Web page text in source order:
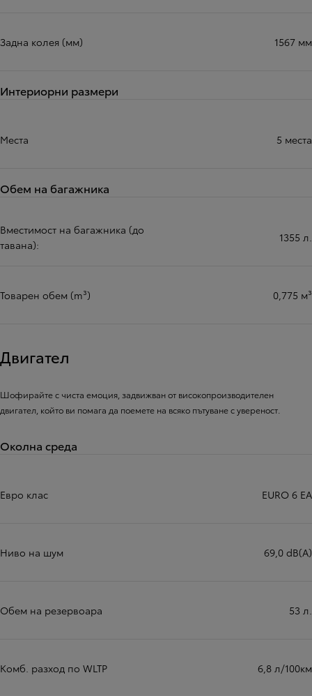
Задна колея (мм) 1567 мм
Интериорни размери
Места 5 места
Обем на багажника
Вместимост на багажника (до
тавана):
1355 л.
Товарен обем (m³) 0,775 м³
Двигател
Шофирайте с чиста емоция, задвижван от високопроизводителен
двигател, който ви помага да поемете на всяко пътуване с увереност.
Околна среда
Евро клас EURO 6 EA
Ниво на шум 69,0 dB(A)
Обем на резервоара 53 л.
Комб. разход по WLTP 6,8 л/100км